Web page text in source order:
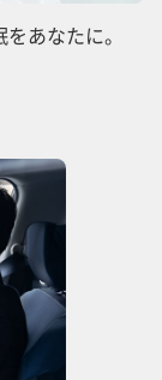
あなたに。